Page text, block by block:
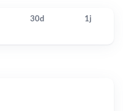
30d 1j